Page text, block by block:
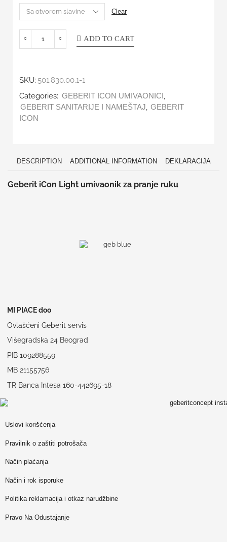
Clear
ADD TO CART
SKU: 501.830.00.1-1
Categories: GEBERIT ICON UMIVAONICI
GEBERIT SANITARIJE I NAMEŠTAJ
GEBERIT
ICON
DESCRIPTION ADDITIONAL INFORMATION DEKLARACIJA
Geberit iCon Light umivaonik za pranje ruku
MI PIACE doo
Ovlašćeni Geberit servis
Višegradska 24 Beograd
PIB 109288559
MB 21155756
TR Banca Intesa 160-442695-18
Uslovi korišćenja
Pravilnik o zaštiti potrošača
Način plaćanja
Način i rok isporuke
Politika reklamacija i otkaz narudžbine
Pravo Na Odustajanje